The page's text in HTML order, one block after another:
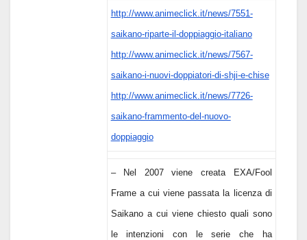
http://www.animeclick.it/news/7551-
saikano-riparte-il-doppiaggio-italiano
http://www.animeclick.it/news/7567-
saikano-i-nuovi-doppiatori-di-shji-e-chise
http://www.animeclick.it/news/7726-
saikano-frammento-del-nuovo-
doppiaggio
– Nel 2007 viene creata EXA/Fool
Frame a cui viene passata la licenza di
Saikano a cui viene chiesto quali sono
le intenzioni con le serie che ha